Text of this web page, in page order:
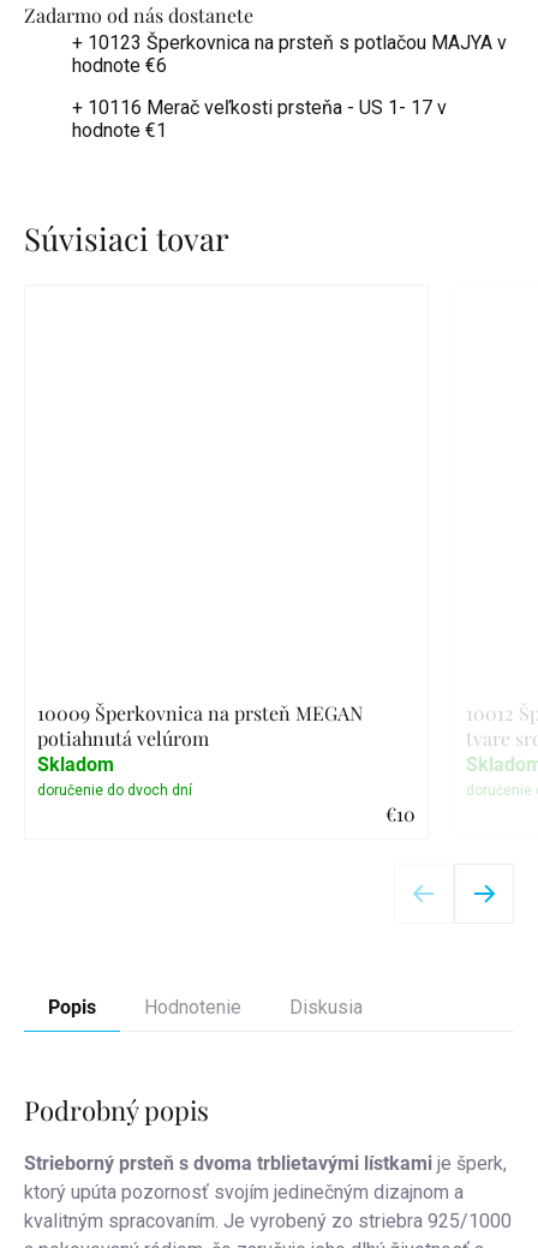
Zadarmo od nás dostanete
+ 10123 Šperkovnica na prsteň s potlačou MAJYA v
hodnote €6
+ 10116 Merač veľkosti prsteňa - US 1- 17 v
hodnote €1
Súvisiaci tovar
10009 Šperkovnica na prsteň MEGAN
potiahnutá velúrom
€10
Skladom
10012
tvare
Popis Hodnotenie Diskusia
Podrobný popis
Strieborný prsteň s dvoma trblietavými lístkami je šperk,
ktorý upúta pozornosť svojím jedinečným dizajnom a
kvalitným spracovaním. Je vyrobený zo striebra 925/1000